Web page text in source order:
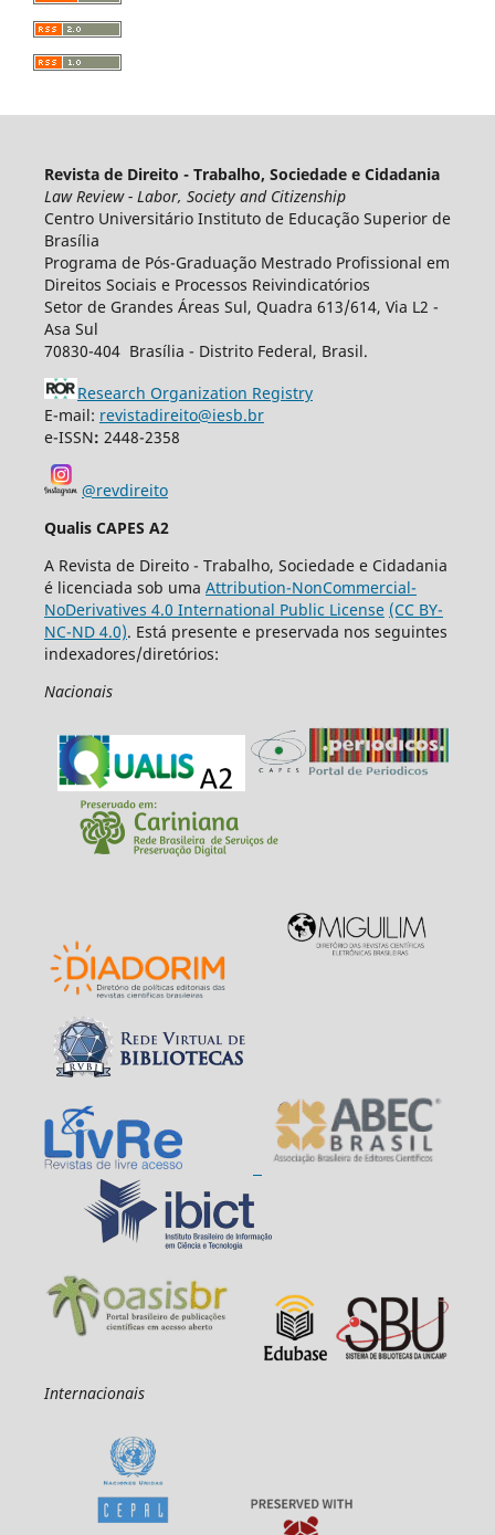
Revista de Direito - Trabalho, Sociedade e Cidadania
Law Review - Labor, Society and Citizenship
Centro Universitário Instituto de Educação Superior de
Brasília
Programa de Pós-Graduação Mestrado Profissional em
Direitos Sociais e Processos Reivindicatórios
Setor de Grandes Áreas Sul, Quadra 613/614, Via L2 -
Asa Sul
70830-404 Brasília - Distrito Federal, Brasil.
Research Organization Registry
E-mail: revistadireito@iesb.br
e-ISSN: 2448-2358
@revdireito
Qualis CAPES A2
A Revista de Direito - Trabalho, Sociedade e Cidadania
é licenciada sob uma Attribution-NonCommercial-
NoDerivatives 4.0 International Public License (CC BY-
NC-ND 4.0). Está presente e preservada nos seguintes
indexadores/diretórios:
Nacionais
Internacionais